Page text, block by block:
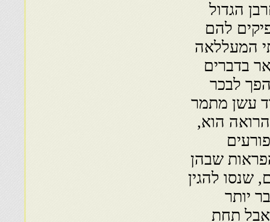
הגדול
להם
המעללאה
בדברים
לבכר
עשן מתמר
הוא,
שבהן
שנסו להגין
יותר
אבל תחת